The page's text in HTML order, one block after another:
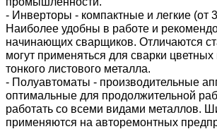
- Инверторы - компактные и легкие (от
Наиболее удобны в работе и
начинающих сварщиков. Отличаются
могут применяться для сварки цветных
тонкого листового металла.
- Полуавтоматы - производительные
оптимальные для продолжительной
работать со всеми видами металлов.
применяются на авторемонтных